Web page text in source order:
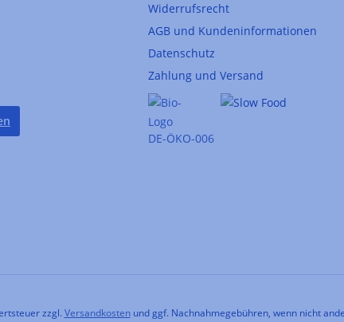
Widerrufsrecht
AGB und Kundeninformationen
Datenschutz
Zahlung und Versand
DE-ÖKO-006
zzgl. Versandkostenund ggf. Nachnahmegebühren, wenn nicht